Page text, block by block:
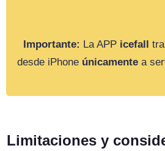
Importante: La APP icefall
desde iPhone únicamente a
Limitaciones y